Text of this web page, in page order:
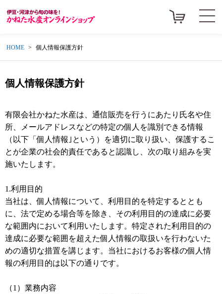
HOME 個人情報保護方針
個人情報保護方針
有限会社かねた水産は、通信販売を行うにあたり氏名や住
所、メールアドレスなどの特定の個人を識別できる情報
（以下「個人情報｣という）を適切に取り扱い、保護するこ
とが企業の社会的責任であると認識し、次の取り組みを実
施いたします。
1.利用目的
当社は、個人情報について、利用目的を特定するととも
に、法で定める場合等を除き、その利用目的の達成に必要
な範囲内において利用いたします。特定された利用目的の
達成に必要な範囲を超えた個人情報の取扱いを行わないた
めの適切な措置を講じます。当社におけるお客様の個人情
報の利用目的は以下の通りです。
（1）業務内容